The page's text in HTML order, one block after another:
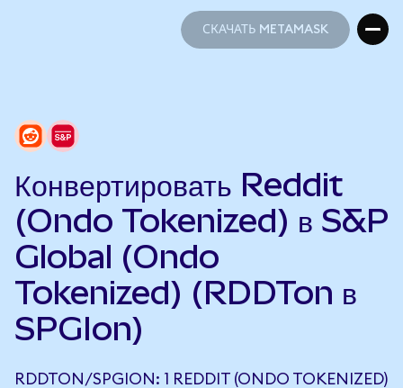
СКАЧАТЬ METAMASK
Конвертировать Reddit
(Ondo Tokenized) в S&P
Global (Ondo
Tokenized) (RDDTon в
SPGIon)
RDDTON/SPGION: 1 REDDIT (ONDO TOKENIZED)